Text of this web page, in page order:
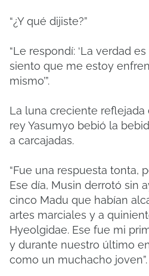
“¿Y qué dijiste?”
“Le respondí: ‘La verdad
siento que me estoy
mismo’”.
La luna creciente reflejada
rey Yasumyo bebió la
a carcajadas.
“Fue una respuesta tonta,
Ese día, Musin derrotó sin
cinco Madu que habían
artes marciales y a
Hyeolgidae. Ese fue mi
y durante nuestro último
como un muchacho joven”.